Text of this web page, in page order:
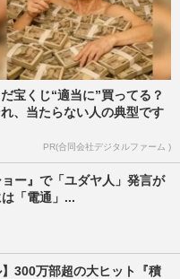
だ宝くじ“適当に”買ってる？
、当たらない人の典型です
PR(合同会社デジタルファーム )
ョー』で「ユダヤ人」発言が
「電通」...
】300万部超の大ヒット『積